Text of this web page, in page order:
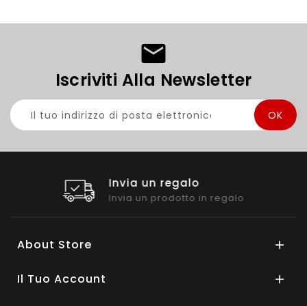
Iscriviti Alla Newsletter
Miglior supporto
24H Online
About Store 
Il Tuo Account 